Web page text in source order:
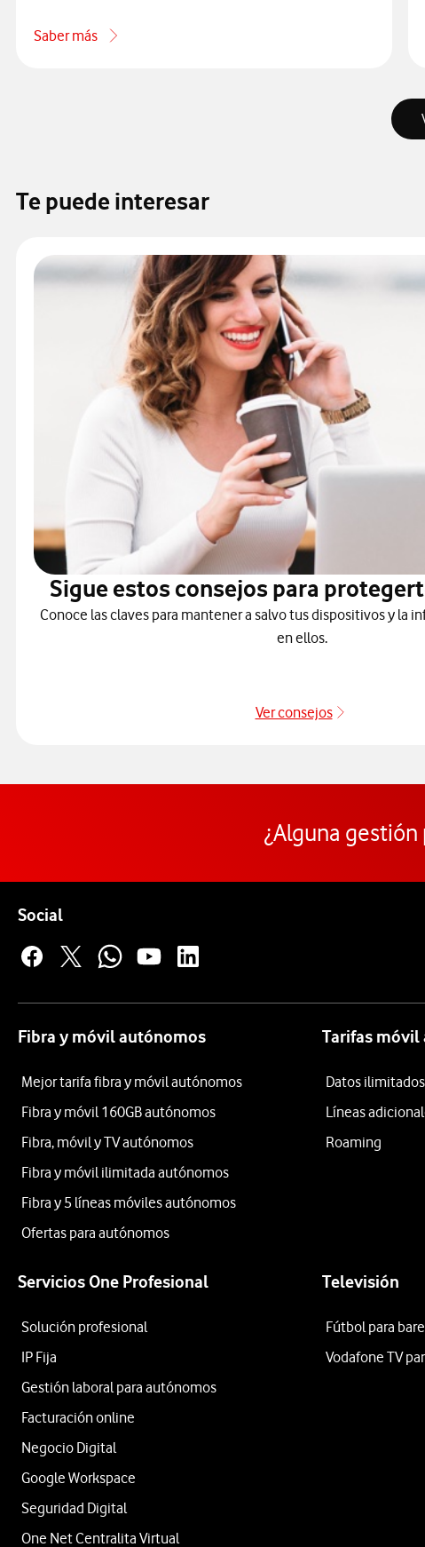
Saber más
acerca de Cómo contactar con atención al cliente de Vodafone
Te puede interesar
Sigue estos consejos para
Conoce las claves para mantener a salvo tus dispositivos y la
en ellos.
Ver consejos
¿Alguna
SocialEnlaces a las redes sociales de Vodafone
Fibra y móvil autónomos
Mejor tarifa fibra y móvil autónomos
Fibra y móvil 160GB autónomos
Fibra, móvil y TV autónomos
Fibra y móvil ilimitada autónomos
Fibra y 5 líneas móviles autónomos
Ofertas para autónomos
Tarifas
Datos
Líneas
Roaming
Servicios One Profesional
Solución profesional
IP Fija
Gestión laboral para autónomos
Facturación online
Negocio Digital
Google Workspace
Seguridad Digital
One Net Centralita Virtual
Televisión
Fútbol para
Vodafone TV